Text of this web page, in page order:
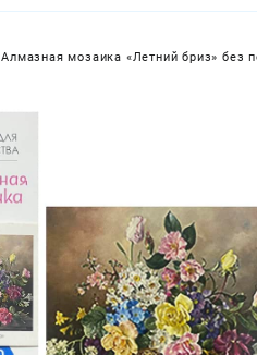
Алмазная мозаика «Летний бриз» без